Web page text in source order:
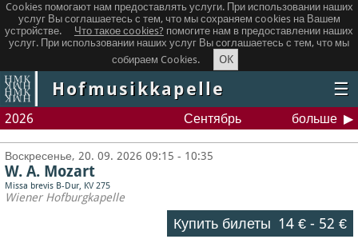
Cookies помогают нам предоставлять услуги. При использовании наших
услуг Вы соглашаетесь с тем, что мы сохраняем сookies на Вашем
устройстве.
Что такое сookies? помогите нам в предоставлении наших
услуг. При использовании наших услуг Вы соглашаетесь с тем, что мы
собираем Cookies.
OK
Hofmusikkapelle ☰
2026 Сентябрь больше
Воскресенье, 20. 09. 2026 09:15 - 10:35
W. A. Mozart
Missa brevis B-Dur, KV 275
Wiener Hofburgkapelle
Купить билеты 14 €- 52 €